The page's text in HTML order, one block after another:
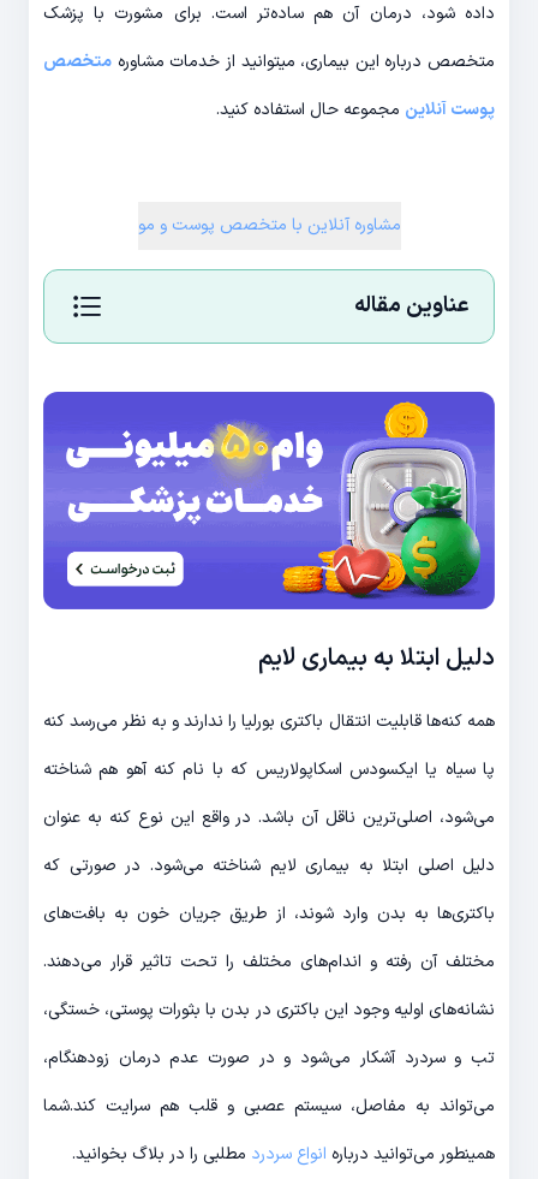
داده شود، درمان آن هم ساده‌تر است. برای مشورت با پزشک
متخصص درباره این بیماری، میتوانید از خدمات مشاوره متخصص
پوست آنلاین مجموعه حال استفاده کنید.
مشاوره آنلاین با متخصص پوست و مو
عناوین مقاله
دلیل ابتلا به بیماری لایم
همه کنه‌ها قابلیت انتقال باکتری بورلیا را ندارند و به نظر می‌رسد کنه
پا سیاه یا ایکسودس اسکاپولاریس که با نام کنه آهو هم شناخته
می‌شود، اصلی‌ترین ناقل آن باشد. در واقع این نوع کنه به عنوان
دلیل اصلی ابتلا به بیماری لایم شناخته می‌شود. در صورتی که
باکتری‌ها به بدن وارد شوند، از طریق جریان خون به بافت‌های
مختلف آن رفته و اندام‌های مختلف را تحت تاثیر قرار می‌دهند.
نشانه‌های اولیه وجود این باکتری در بدن با بثورات پوستی، خستگی،
تب و سردرد آشکار می‌شود و در صورت عدم درمان زودهنگام،
می‌تواند به مفاصل، سیستم عصبی و قلب هم سرایت کند.شما
همینطور می‌توانید درباره انواع سردرد مطلبی را در بلاگ بخوانید.